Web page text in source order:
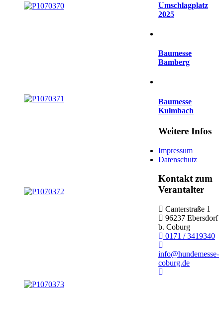
Umschlagplatz
2025
Baumesse
Bamberg
Baumesse
Kulmbach
Weitere Infos
Impressum
Datenschutz
Kontakt zum
Verantalter
Canterstraße 1
96237 Ebersdorf
b. Coburg
0171 / 3419340
info@hundemesse-
coburg.de